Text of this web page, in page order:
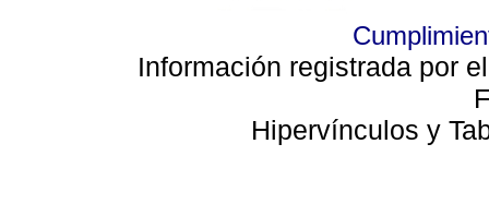
Información registrada por
Hipervínculos y